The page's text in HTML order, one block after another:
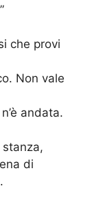
che provi
Non vale
andata.
di